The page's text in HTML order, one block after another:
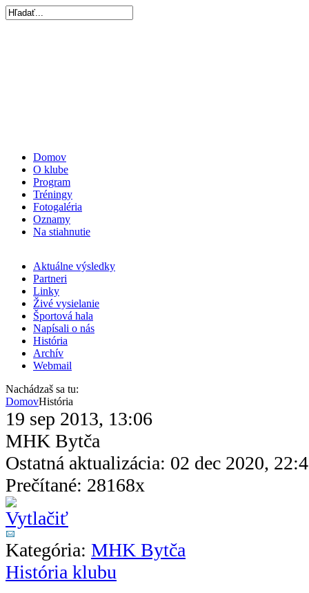
Domov
O klube
Program
Tréningy
Fotogaléria
Oznamy
Na stiahnutie
Aktuálne výsledky
Partneri
Linky
Živé vysielanie
Športová hala
Napísali o nás
História
Archív
Webmail
Nachádzaš sa tu:
DomovHistória
19 sep 2013, 13:06
MHK Bytča
Ostatná aktualizácia: 02 dec 2020,
Prečítané: 28168x
Kategória: MHK Bytča
História klubu